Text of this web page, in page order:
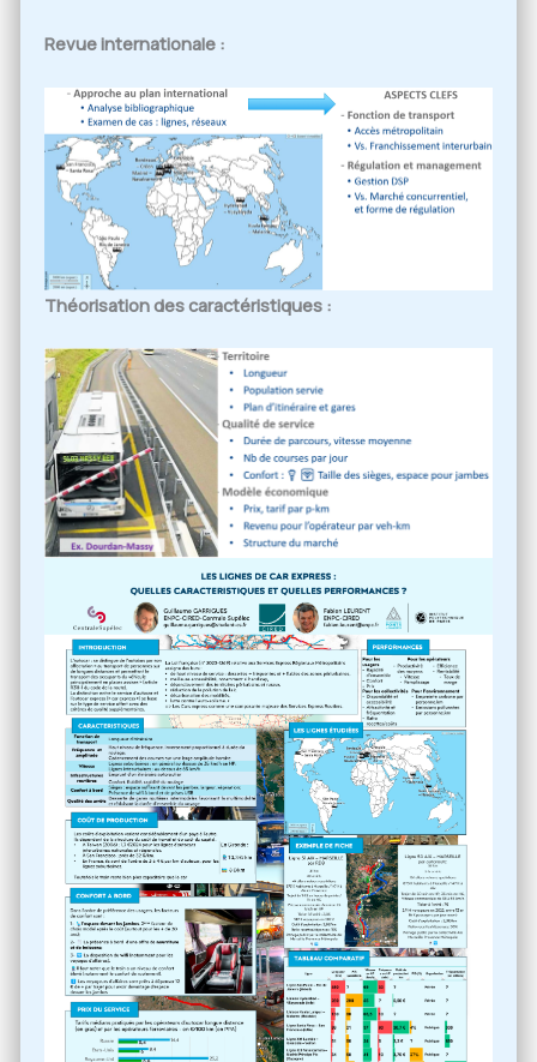
Revue internationale :
Théorisation des caractéristiques :